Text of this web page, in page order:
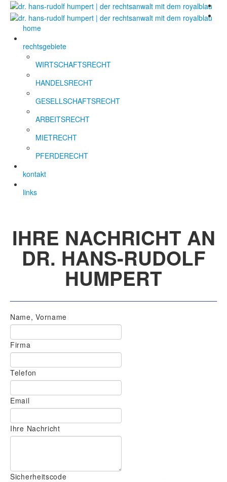
home
rechtsgebiete
WIRTSCHAFTSRECHT
HANDELSRECHT
GESELLSCHAFTSRECHT
ARBEITSRECHT
MIETRECHT
PFERDERECHT
kontakt
links
IHRE NACHRICHT AN
DR. HANS-RUDOLF
HUMPERT
Name, Vorname
Firma
Telefon
Email
Ihre Nachricht
Sicherheitscode